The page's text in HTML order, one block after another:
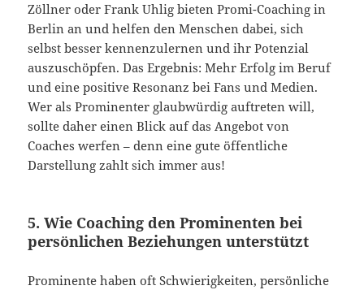
Zöllner oder Frank Uhlig bieten Promi-Coaching in
Berlin an und helfen den Menschen dabei, sich
selbst besser kennenzulernen und ihr Potenzial
auszuschöpfen. Das Ergebnis: Mehr Erfolg im Beruf
und eine positive Resonanz bei Fans und Medien.
Wer als Prominenter glaubwürdig auftreten will,
sollte daher einen Blick auf das Angebot von
Coaches werfen – denn eine gute öffentliche
Darstellung zahlt sich immer aus!
5. Wie Coaching den Prominenten bei
persönlichen Beziehungen unterstützt
Prominente haben oft Schwierigkeiten, persönliche